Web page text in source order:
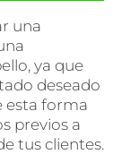
una
ya que
deseado
esta forma
previos a
tus clientes.